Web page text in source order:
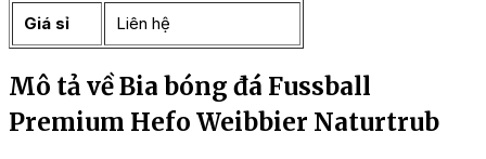
Giá sỉ Liên hệ
Mô tả về Bia bóng đá Fussball
Premium Hefo Weibbier Naturtrub